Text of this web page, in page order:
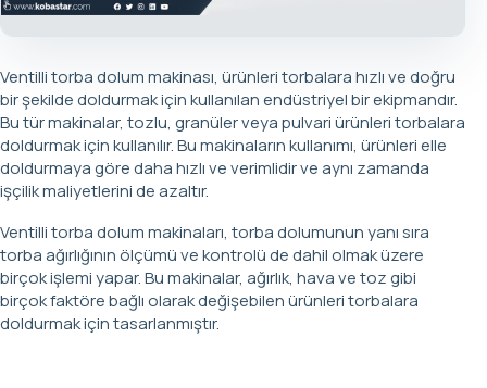
Ventilli torba dolum makinası, ürünleri torbalara hızlı ve doğru
bir şekilde doldurmak için kullanılan endüstriyel bir ekipmandır.
Bu tür makinalar, tozlu, granüler veya pulvari ürünleri torbalara
doldurmak için kullanılır. Bu makinaların kullanımı, ürünleri elle
doldurmaya göre daha hızlı ve verimlidir ve aynı zamanda
işçilik maliyetlerini de azaltır.
Ventilli torba dolum makinaları, torba dolumunun yanı sıra
torba ağırlığının ölçümü ve kontrolü de dahil olmak üzere
birçok işlemi yapar. Bu makinalar, ağırlık, hava ve toz gibi
birçok faktöre bağlı olarak değişebilen ürünleri torbalara
doldurmak için tasarlanmıştır.